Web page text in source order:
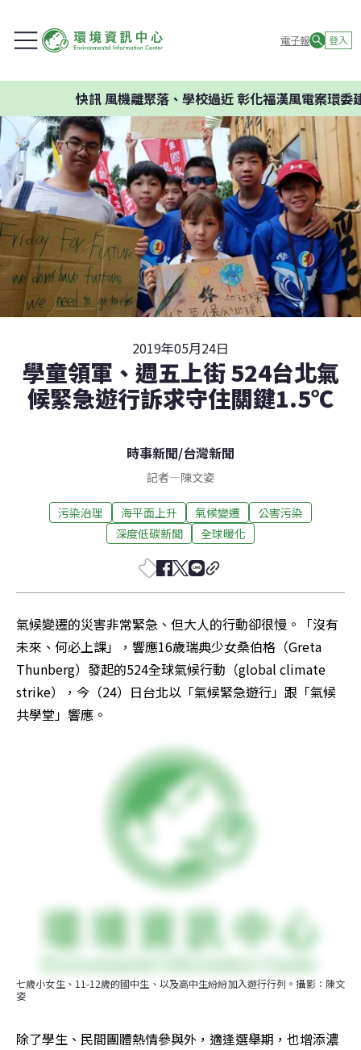
電子報 登入
風機離聚落、學校過近 彰化福漢風電案環委建議不
2019年05月24日
學童領軍、週五上街 524台北氣
候緊急遊行訴求守住關鍵1.5℃
時事新聞/台灣新聞
記者—陳文姿
污染治理 海平面上升 氣候變遷
公害污染
深度低碳新聞
全球暖化
氣候變遷的災害非常緊急、但大人的行動卻很慢。「沒有
未來、何必上課」，響應16歲瑞典少女桑伯格（Greta
Thunberg）發起的524全球氣候行動（global climate
strike），今（24）日台北以「氣候緊急遊行」跟「氣候
共學堂」響應。
七歲小女生、11-12歲的國中生、以及高中生紛紛加入遊行行列。攝影：陳文
姿
除了學生、民間團體熱情參與外，適逢選舉期，也增添濃